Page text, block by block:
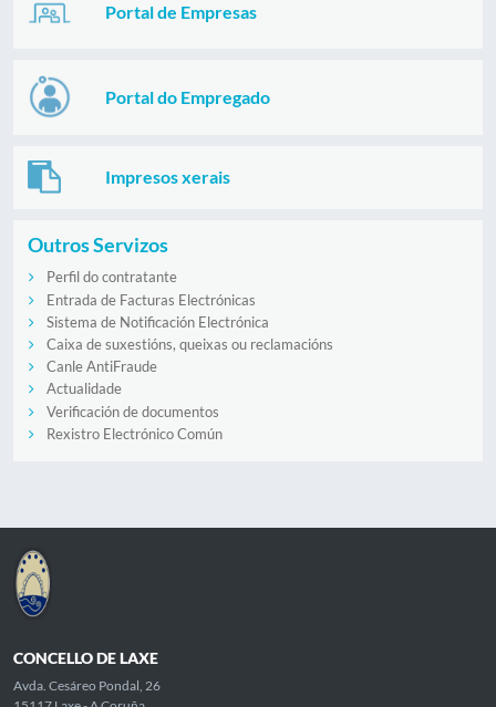
Portal de Empresas
Portal do Empregado
Impresos xerais
Outros Servizos
Perfil do contratante
Entrada de Facturas Electrónicas
Sistema de Notificación Electrónica
Caixa de suxestións, queixas ou reclamacións
Canle AntiFraude
Actualidade
Verificación de documentos
Rexistro Electrónico Común
CONCELLO DE LAXE
Avda. Cesáreo Pondal, 26